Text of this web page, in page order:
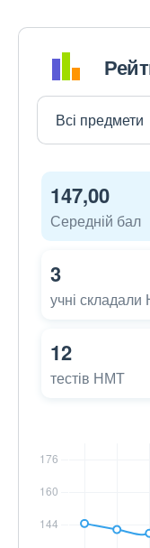
147,00
Середній бал
3
учні
12
тестів НМТ